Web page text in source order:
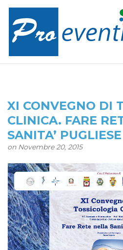
XI CONVEGNO DI
CLINICA. FARE
SANITA’ PUGLIESE
on Novembre 20, 2015